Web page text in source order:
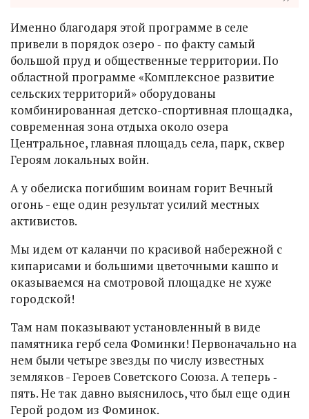
Именно благодаря этой программе в селе
привели в порядок озеро ‑ по факту самый
большой пруд и общественные территории. По
областной программе «Комплексное развитие
сельских территорий» оборудованы
комбинированная детско-спортивная площадка,
современная зона отдыха около озера
Центральное, главная площадь села, парк, сквер
Героям локальных войн.
А у обелиска погибшим воинам горит Вечный
огонь - еще один результат усилий местных
активистов.
Мы идем от каланчи по красивой набережной с
кипарисами и большими цветочными кашпо и
оказываемся на смотровой площадке не хуже
городской!
Там нам показывают установленный в виде
памятника герб села Фоминки! Первоначально на
нем были четыре звезды по числу известных
земляков - Героев Советского Союза. А теперь ‑
пять. Не так давно выяснилось, что был еще один
Герой родом из Фоминок.